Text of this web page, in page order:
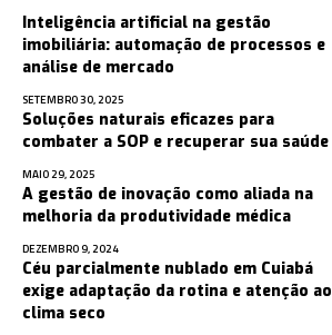
Inteligência artificial na gestão
imobiliária: automação de processos e
análise de mercado
SETEMBRO 30, 2025
Soluções naturais eficazes para
combater a SOP e recuperar sua saúde
MAIO 29, 2025
A gestão de inovação como aliada na
melhoria da produtividade médica
DEZEMBRO 9, 2024
Céu parcialmente nublado em Cuiabá
exige adaptação da rotina e atenção ao
clima seco